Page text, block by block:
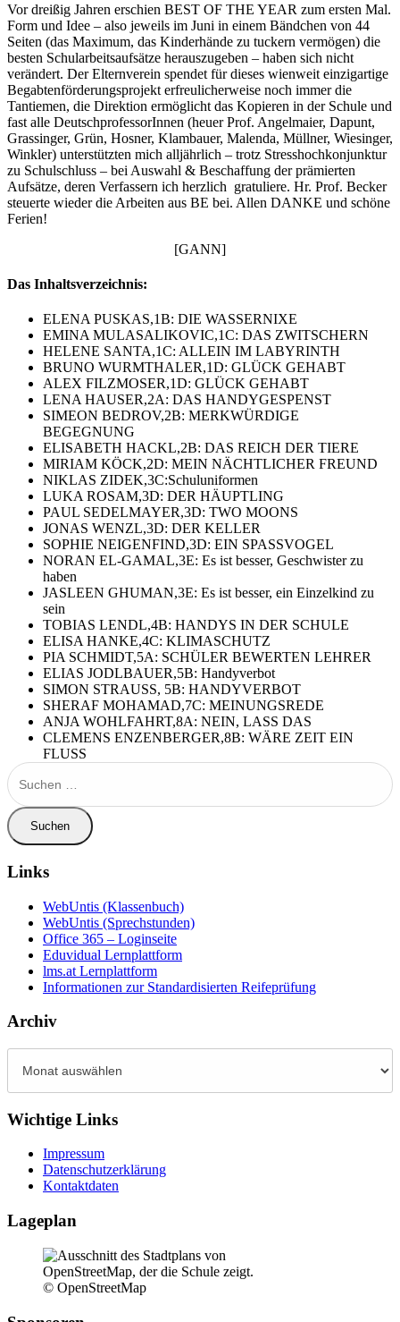
Vor dreißig Jahren erschien BEST OF THE YEAR zum ersten Mal.
Form und Idee – also jeweils im Juni in einem Bändchen von 44
Seiten (das Maximum, das Kinderhände zu tuckern vermögen) die
besten Schularbeitsaufsätze herauszugeben – haben sich nicht
verändert. Der Elternverein spendet für dieses wienweit einzigartige
Begabtenförderungsprojekt erfreulicherweise noch immer die
Tantiemen, die Direktion ermöglicht das Kopieren in der Schule und
fast alle DeutschprofessorInnen (heuer Prof. Angelmaier, Dapunt,
Grassinger, Grün, Hosner, Klambauer, Malenda, Müllner, Wiesinger,
Winkler) unterstützten mich alljährlich – trotz Stresshochkonjunktur
zu Schulschluss – bei Auswahl & Beschaffung der prämierten
Aufsätze, deren Verfassern ich herzlich gratuliere. Hr. Prof. Becker
steuerte wieder die Arbeiten aus BE bei. Allen DANKE und schöne
Ferien!
[GANN]
Das Inhaltsverzeichnis:
ELENA PUSKAS,1B: DIE WASSERNIXE
EMINA MULASALIKOVIC,1C: DAS ZWITSCHERN
HELENE SANTA,1C: ALLEIN IM LABYRINTH
BRUNO WURMTHALER,1D: GLÜCK GEHABT
ALEX FILZMOSER,1D: GLÜCK GEHABT
LENA HAUSER,2A: DAS HANDYGESPENST
SIMEON BEDROV,2B: MERKWÜRDIGE
BEGEGNUNG
ELISABETH HACKL,2B: DAS REICH DER TIERE
MIRIAM KÖCK,2D: MEIN NÄCHTLICHER FREUND
NIKLAS ZIDEK,3C:Schuluniformen
LUKA ROSAM,3D: DER HÄUPTLING
PAUL SEDELMAYER,3D: TWO MOONS
JONAS WENZL,3D: DER KELLER
SOPHIE NEIGENFIND,3D: EIN SPASSVOGEL
NORAN EL-GAMAL,3E: Es ist besser, Geschwister zu
haben
JASLEEN GHUMAN,3E: Es ist besser, ein Einzelkind zu
sein
TOBIAS LENDL,4B: HANDYS IN DER SCHULE
ELISA HANKE,4C: KLIMASCHUTZ
PIA SCHMIDT,5A: SCHÜLER BEWERTEN LEHRER
ELIAS JODLBAUER,5B: Handyverbot
SIMON STRAUSS, 5B: HANDYVERBOT
SHERAF MOHAMAD,7C: MEINUNGSREDE
ANJA WOHLFAHRT,8A: NEIN, LASS DAS
CLEMENS ENZENBERGER,8B: WÄRE ZEIT EIN
FLUSS
Suchen
nach:
Links
WebUntis (Klassenbuch)
WebUntis (Sprechstunden)
Office 365 – Loginseite
Eduvidual Lernplattform
lms.at Lernplattform
Informationen zur Standardisierten Reifeprüfung
Archiv
Archiv
Wichtige Links
Impressum
Datenschutzerklärung
Kontaktdaten
Lageplan
© OpenStreetMap